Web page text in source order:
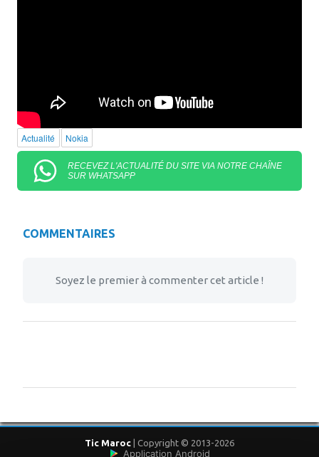
Actualité Nokia
RECEVEZ L'ACTUALITÉ DU SITE VIA NOTRE CHAÎNE
SUR WHATSAPP
COMMENTAIRES
Soyez le premier à commenter cet article !
Tic Maroc | Copyright © 2013-2026
Application Android